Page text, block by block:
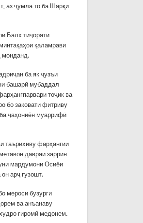
аз ҷумла то ба Шарқи
Балх тиҷорати
қаламрави
монданд.
ба як ҷузъи
башарӣ мубаддал
тоҷик ва
бо заковати фитриву
ҷаҳониён муаррифӣ
таърихиву фарҳангии
давраи заррин
мардумони Осиёи
арҷ гузошт.
мероси бузурги
ва анъанаву
гиромӣ медонем.